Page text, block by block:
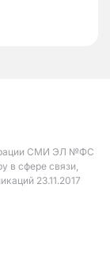
СМИ ЭЛ №ФС
в сфере связи,
23.11.2017